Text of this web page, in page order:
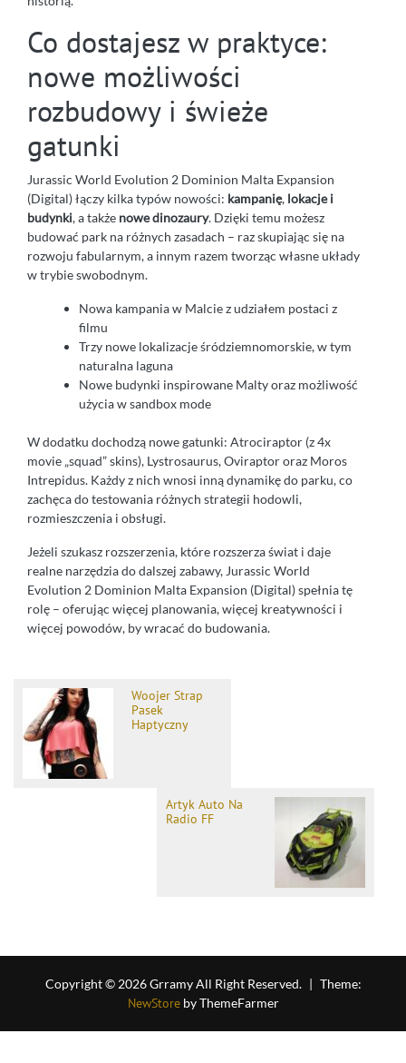
Co dostajesz w praktyce:
nowe możliwości
rozbudowy i świeże
gatunki
Jurassic World Evolution 2 Dominion Malta Expansion
(Digital) łączy kilka typów nowości: kampanię, lokacje i
budynki, a także nowe dinozaury. Dzięki temu możesz
budować park na różnych zasadach – raz skupiając się na
rozwoju fabularnym, a innym razem tworząc własne układy
w trybie swobodnym.
Nowa kampania w Malcie z udziałem postaci z
filmu
Trzy nowe lokalizacje śródziemnomorskie, w tym
naturalna laguna
Nowe budynki inspirowane Malty oraz możliwość
użycia w sandbox mode
W dodatku dochodzą nowe gatunki: Atrociraptor (z 4x
movie „squad” skins), Lystrosaurus, Oviraptor oraz Moros
Intrepidus. Każdy z nich wnosi inną dynamikę do parku, co
zachęca do testowania różnych strategii hodowli,
rozmieszczenia i obsługi.
Jeżeli szukasz rozszerzenia, które rozszerza świat i daje
realne narzędzia do dalszej zabawy, Jurassic World
Evolution 2 Dominion Malta Expansion (Digital) spełnia tę
rolę – oferując więcej planowania, więcej kreatywności i
więcej powodów, by wracać do budowania.
Woojer Strap
Pasek
Haptyczny
Artyk Auto Na
Radio FF
Copyright © 2026 Grramy All Right Reserved. | Theme:
NewStoreby ThemeFarmer